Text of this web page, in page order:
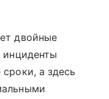
двойные
инциденты
а здесь